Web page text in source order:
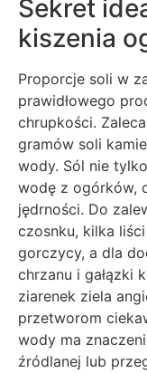
Sekret
kiszenia
Proporcje soli w
prawidłowego
chrupkości.
gramów soli
wody. Sól nie
wodę z ogórków,
jędrności. Do
czosnku, kilka
gorczycy, a dla
chrzanu i gałązki
ziarenek ziela
przetworom
wody ma
źródlanej lub